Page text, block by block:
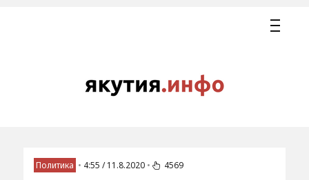
Политика • 4:55 / 11.8.2020 • 4569